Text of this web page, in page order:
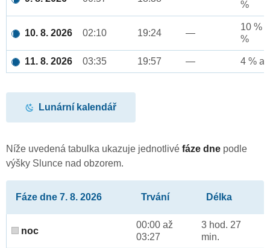
%
10. 8. 2026 02:10 19:24 —
10 %
%
11. 8. 2026 03:35 19:57 — 4 %
Lunární kalendář
Níže uvedená tabulka ukazuje jednotlivé fáze dne podle
výšky Slunce nad obzorem.
Fáze dne 7. 8. 2026 Trvání Délka
noc
00:00 až
03:27
3 hod. 27
min.